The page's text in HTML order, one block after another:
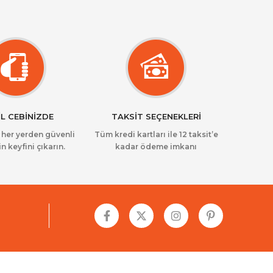
CEBİNİZDE
yerden güvenli
keyfini çıkarın.
TAKSİT SEÇENEKLERİ
Tüm kredi kartları ile 12 taksit’e
kadar ödeme imkanı